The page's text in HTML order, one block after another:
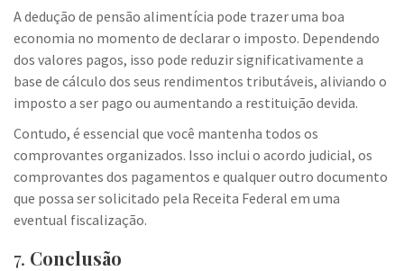
A dedução de pensão alimentícia pode trazer uma boa
economia no momento de declarar o imposto. Dependendo
dos valores pagos, isso pode reduzir significativamente a
base de cálculo dos seus rendimentos tributáveis, aliviando o
imposto a ser pago ou aumentando a restituição devida.
Contudo, é essencial que você mantenha todos os
comprovantes organizados. Isso inclui o acordo judicial, os
comprovantes dos pagamentos e qualquer outro documento
que possa ser solicitado pela Receita Federal em uma
eventual fiscalização.
7. Conclusão